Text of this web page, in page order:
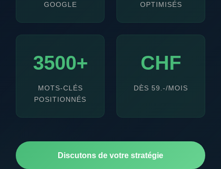
GOOGLE
OPTIMISÉS
3500+
MOTS-CLÉS
POSITIONNÉS
CHF
DÈS 59.-/MOIS
Discutons de votre stratégie